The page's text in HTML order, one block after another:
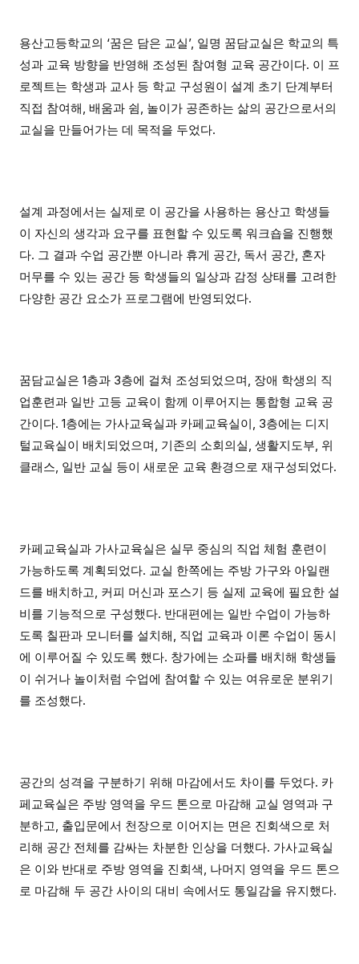
용산고등학교의 ‘꿈은 담은 교실’, 일명 꿈담교실은 학교의 특
성과 교육 방향을 반영해 조성된 참여형 교육 공간이다. 이 프
로젝트는 학생과 교사 등 학교 구성원이 설계 초기 단계부터
직접 참여해, 배움과 쉼, 놀이가 공존하는 삶의 공간으로서의
교실을 만들어가는 데 목적을 두었다.
설계 과정에서는 실제로 이 공간을 사용하는 용산고 학생들
이 자신의 생각과 요구를 표현할 수 있도록 워크숍을 진행했
다. 그 결과 수업 공간뿐 아니라 휴게 공간, 독서 공간, 혼자
머무를 수 있는 공간 등 학생들의 일상과 감정 상태를 고려한
다양한 공간 요소가 프로그램에 반영되었다.
꿈담교실은 1층과 3층에 걸쳐 조성되었으며, 장애 학생의 직
업훈련과 일반 고등 교육이 함께 이루어지는 통합형 교육 공
간이다. 1층에는 가사교육실과 카페교육실이, 3층에는 디지
털교육실이 배치되었으며, 기존의 소회의실, 생활지도부, 위
클래스, 일반 교실 등이 새로운 교육 환경으로 재구성되었다.
카페교육실과 가사교육실은 실무 중심의 직업 체험 훈련이
가능하도록 계획되었다. 교실 한쪽에는 주방 가구와 아일랜
드를 배치하고, 커피 머신과 포스기 등 실제 교육에 필요한 설
비를 기능적으로 구성했다. 반대편에는 일반 수업이 가능하
도록 칠판과 모니터를 설치해, 직업 교육과 이론 수업이 동시
에 이루어질 수 있도록 했다. 창가에는 소파를 배치해 학생들
이 쉬거나 놀이처럼 수업에 참여할 수 있는 여유로운 분위기
를 조성했다.
공간의 성격을 구분하기 위해 마감에서도 차이를 두었다. 카
페교육실은 주방 영역을 우드 톤으로 마감해 교실 영역과 구
분하고, 출입문에서 천장으로 이어지는 면은 진회색으로 처
리해 공간 전체를 감싸는 차분한 인상을 더했다. 가사교육실
은 이와 반대로 주방 영역을 진회색, 나머지 영역을 우드 톤으
로 마감해 두 공간 사이의 대비 속에서도 통일감을 유지했다.